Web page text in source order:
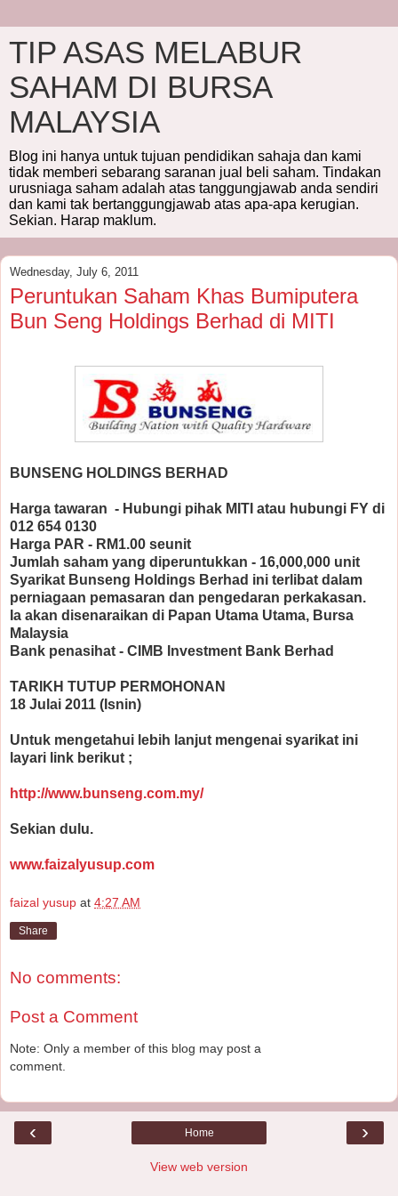
TIP ASAS MELABUR
SAHAM DI BURSA
MALAYSIA
Blog ini hanya untuk tujuan pendidikan sahaja dan kami
tidak memberi sebarang saranan jual beli saham. Tindakan
urusniaga saham adalah atas tanggungjawab anda sendiri
dan kami tak bertanggungjawab atas apa-apa kerugian.
Sekian. Harap maklum.
Wednesday, July 6, 2011
Peruntukan Saham Khas Bumiputera
Bun Seng Holdings Berhad di MITI
BUNSENG HOLDINGS BERHAD
Harga tawaran - Hubungi pihak MITI atau hubungi FY di
012 654 0130
Harga PAR - RM1.00 seunit
Jumlah saham yang diperuntukkan - 16,000,000 unit
Syarikat Bunseng Holdings Berhad ini terlibat dalam
perniagaan pemasaran dan pengedaran perkakasan.
Ia akan disenaraikan di Papan Utama Utama, Bursa
Malaysia
Bank penasihat - CIMB Investment Bank Berhad
TARIKH TUTUP PERMOHONAN
18 Julai 2011 (Isnin)
Untuk mengetahui lebih lanjut mengenai syarikat ini
layari link berikut ;
http://www.bunseng.com.my/
Sekian dulu.
www.faizalyusup.com
faizal yusup at 4:27 AM
Share
No comments:
Post a Comment
Note: Only a member of this blog may post a
comment.
‹ ›
Home
View web version